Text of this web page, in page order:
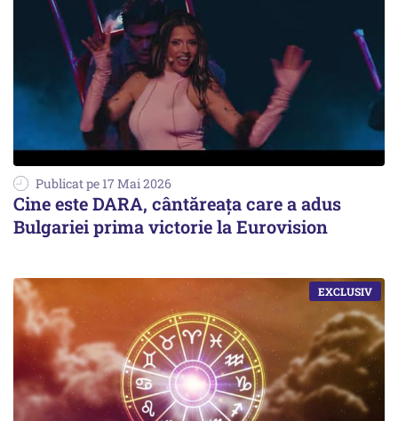
Publicat pe 17 Mai 2026
Cine este DARA, cântăreața care a adus
Bulgariei prima victorie la Eurovision